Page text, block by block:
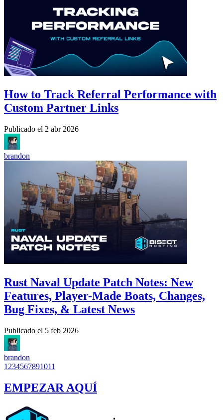
How to Track Referral Performance with
Custom Partner Links
Publicado el 2 abr 2026
brandon
Rust Naval Update Patch Notes: New
Features, Player-Made Boats, Changes,
Bug Fixes, & Latest News
Publicado el 5 feb 2026
brandon
1 234567891011
EMPEZAR AQUÍ